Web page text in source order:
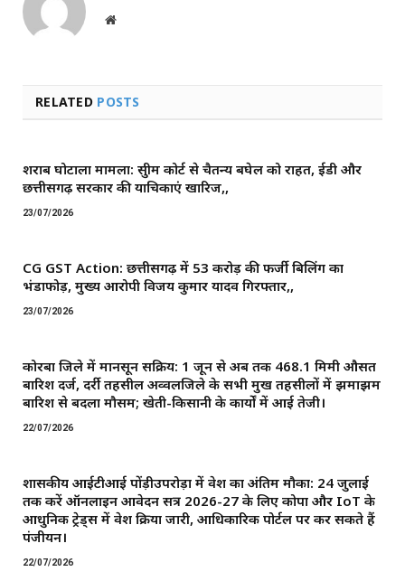
Website
RELATED POSTS
शराब घोटाला मामला: सुप्रीम कोर्ट से चैतन्य बघेल को राहत, ईडी और
छत्तीसगढ़ सरकार की याचिकाएं खारिज,,
23/07/2026
CG GST Action: छत्तीसगढ़ में 53 करोड़ की फर्जी बिलिंग का
भंडाफोड़, मुख्य आरोपी विजय कुमार यादव गिरफ्तार,,
23/07/2026
कोरबा जिले में मानसून सक्रिय: 1 जून से अब तक 468.1 मिमी औसत
बारिश दर्ज, दर्री तहसील अव्वलजिले के सभी प्रमुख तहसीलों में झमाझम
बारिश से बदला मौसम; खेती-किसानी के कार्यों में आई तेजी।
22/07/2026
शासकीय आईटीआई पोंड़ीउपरोड़ा में प्रवेश का अंतिम मौका: 24 जुलाई
तक करें ऑनलाइन आवेदन सत्र 2026-27 के लिए कोपा और IoT के
आधुनिक ट्रेड्स में प्रवेश प्रक्रिया जारी, आधिकारिक पोर्टल पर कर सकते हैं
पंजीयन।
22/07/2026